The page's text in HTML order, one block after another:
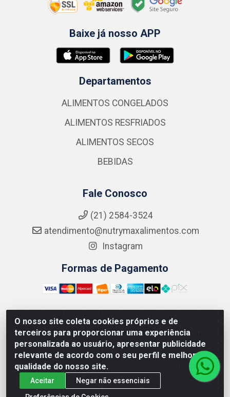
O nosso site coleta cookies próprios e de
terceiros para proporcionar uma experiência
personalizada ao usuário, apresentar publicidade
relevante de acordo com o seu perfil e melhorar a
qualidade do nosso site.
Aceitar
Negar não essenciais
Baixe já nosso APP
Departamentos
ALIMENTOS CONGELADOS
ALIMENTOS RESFRIADOS
ALIMENTOS SECOS
BEBIDAS
Fale Conosco
(21) 2584-3524
atendimento@nutrymaxalimentos.com
Instagram
Formas de Pagamento
NUTRY MAX COMÉRCIO DE PRODUTOS ALIMENTICIOS
LTDA - RUA DO FEIJÃO, 721 PENHA CIRCULAR/RJ -
CNPJ: 15.796.122/0001-03